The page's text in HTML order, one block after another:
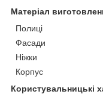
Матеріал
Полиці
Фасади
Ніжки
Корпус
Користувальницькі